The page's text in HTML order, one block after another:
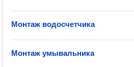
Монтаж водосчетчика
Монтаж умывальника